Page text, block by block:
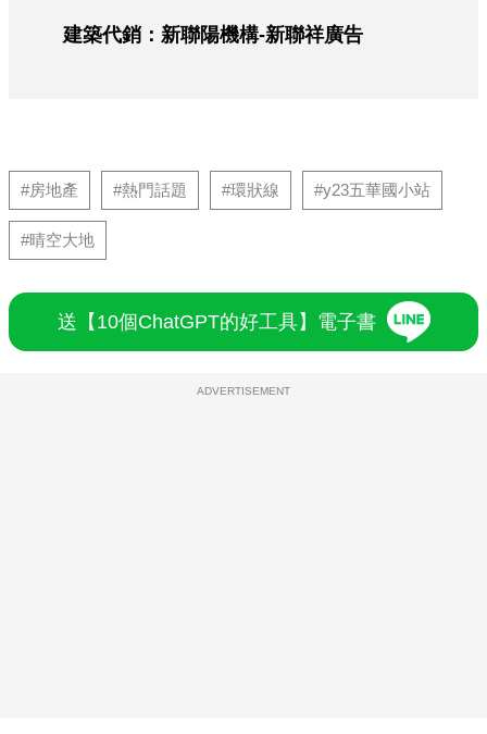
建築代銷：新聯陽機構-新聯祥廣告
#房地產 #熱門話題 #環狀線 #y23五華國小站
#晴空大地
送【10個ChatGPT的好工具】電子書
ADVERTISEMENT